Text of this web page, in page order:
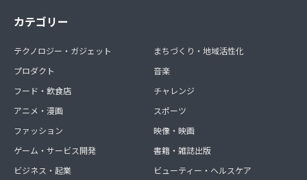
カテゴリー
テクノロジー・ガジェット
プロダクト
フード・飲食店
アニメ・漫画
ファッション
ゲーム・サービス開発
ビジネス・起業
まちづくり・地域活性化
音楽
チャレンジ
スポーツ
映像・映画
書籍・雑誌出版
ビューティー・ヘルスケア